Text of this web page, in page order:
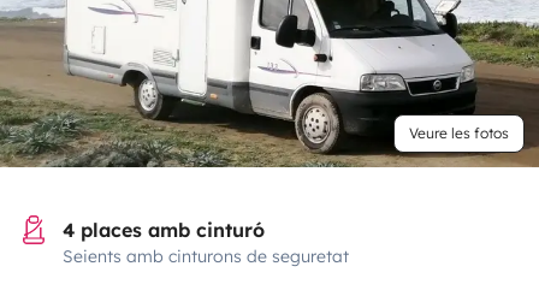
Veure les fotos
4 places amb cinturó
Seients amb cinturons de seguretat